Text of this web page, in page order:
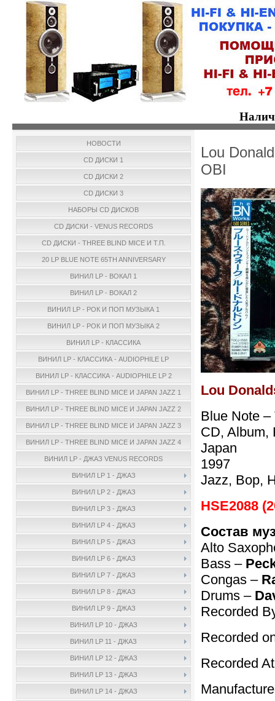
НОВОСТИ
CD ДИСКИ 1
CD ДИСКИ 2
CD ДИСКИ 3
НАБОРЫ CD ДИСКОВ
CD ДИСКИ - VENUS RECORDS
CD ДИСКИ - THREE BLIND MICE И Т.П.
20 LP BLUE NOTE 65TH ANNIVERSARY
ВИНИЛ LP - ВОКАЛ 1
ВИНИЛ LP - ВОКАЛ 2
ВИНИЛ LP - РОК И ПОП МУЗЫКА 1
ВИНИЛ LP - РОК И ПОП МУЗЫКА 2
ВИНИЛ LP - КЛАССИКА
ВИНИЛ LP - КЛАССИКА - AUDIOPHILE LP
ВИНИЛ LP - КЛАССИКА - AUDIOPHILE LP 2
ВИНИЛ LP - THREE BLIND MICE И JAPAN JAZZ 1
ВИНИЛ LP - THREE BLIND MICE И JAPAN JAZZ 2
ВИНИЛ LP - THREE BLIND MICE И JAPAN JAZZ 3
ВИНИЛ LP - THREE BLIND MICE И JAPAN JAZZ 4
ВИНИЛ LP - ДЖАЗ VENUS RECORDS
ВИНИЛ LP 1 - ДЖАЗ
ВИНИЛ LP 2 - ДЖАЗ
ВИНИЛ LP 3 - ДЖАЗ
ВИНИЛ LP 4 - ДЖАЗ
ВИНИЛ LP 5 - ДЖАЗ
ВИНИЛ LP 6 - ДЖАЗ
ВИНИЛ LP 7 - ДЖАЗ
ВИНИЛ LP 8 - ДЖАЗ
ВИНИЛ LP 9 - ДЖАЗ
ВИНИЛ LP 10 - ДЖАЗ
ВИНИЛ LP 11 - ДЖАЗ
ВИНИЛ LP 12 - ДЖАЗ
ВИНИЛ LP 13 - ДЖАЗ
ВИНИЛ LP 14 - ДЖАЗ
Lou
OBI
Lou
Blue Note
CD, Album,
Japan
1997
Jazz, Bop,
HSE2088
Состав
Alto
Bass –
Congas –
Drums –
Recorded
Recorded
Recorded